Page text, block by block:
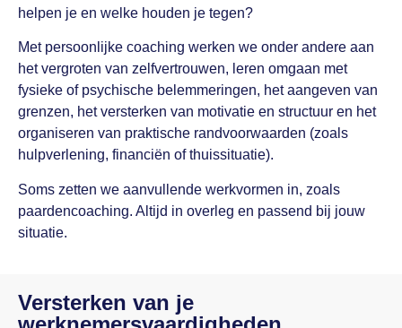
helpen je en welke houden je tegen?
Met persoonlijke coaching werken we onder andere aan
het vergroten van zelfvertrouwen, leren omgaan met
fysieke of psychische belemmeringen, het aangeven van
grenzen, het versterken van motivatie en structuur en het
organiseren van praktische randvoorwaarden (zoals
hulpverlening, financiën of thuissituatie).
Soms zetten we aanvullende werkvormen in, zoals
paardencoaching. Altijd in overleg en passend bij jouw
situatie.
Versterken van je